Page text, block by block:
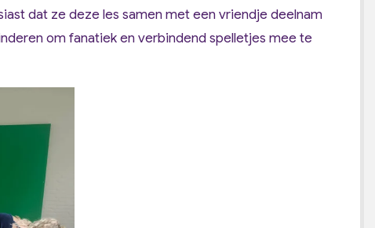
dat ze deze les samen met een vriendje deelnam
om fanatiek en verbindend spelletjes mee te